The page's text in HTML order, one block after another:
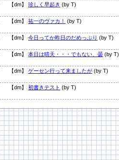
【dm】 珍しく早起き (by T)
【dm】 祐一のヴァカ！ (by T)
【dm】 今日ってか昨日のだめっぷり (by T)
【dm】 本日は晴天・・・でもない、曇 (by T)
【dm】 ゲーセン行って来ましたが (by T)
【dm】 初書きテスト (by T)